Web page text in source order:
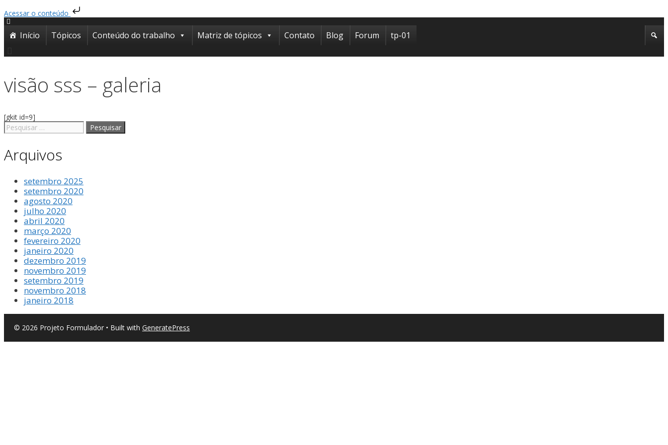
Acessar o conteúdo
Início Tópicos Conteúdo do trabalho Matriz de tópicos Contato Blog Forum tp-01
visão sss – galeria
[gkit id=9]
Arquivos
setembro 2025
setembro 2020
agosto 2020
julho 2020
abril 2020
março 2020
fevereiro 2020
janeiro 2020
dezembro 2019
novembro 2019
setembro 2019
novembro 2018
janeiro 2018
© 2026 Projeto Formulador • Built with GeneratePress